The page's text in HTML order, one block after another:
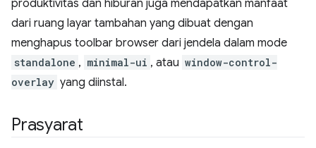
produktivitas dan hiburan juga mendapatkan manfaat
dari ruang layar tambahan yang dibuat dengan
menghapus toolbar browser dari jendela dalam mode
standalone , minimal-ui , atau window-control-
overlay yang diinstal.
Prasyarat